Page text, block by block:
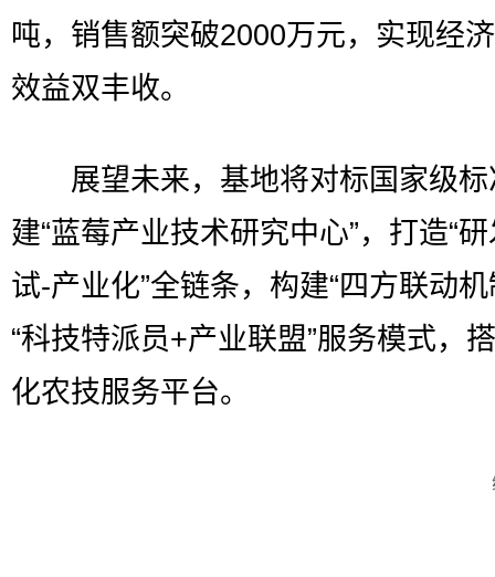
吨，销售额突破2000万元，实现经
效益双丰收。
展望未来，基地将对标国家级标
建“蓝莓产业技术研究中心”，打造“
试-产业化”全链条，构建“四方联动机
“科技特派员+产业联盟”服务模式，
化农技服务平台。